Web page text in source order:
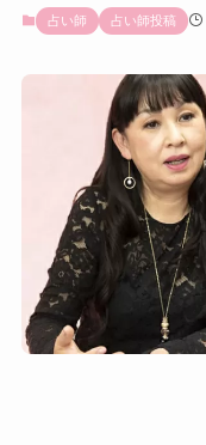
占い師 占い師投稿